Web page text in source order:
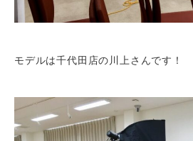
モデルは千代田店の川上さんです！